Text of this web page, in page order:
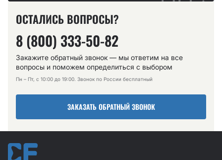
ОСТАЛИСЬ ВОПРОСЫ?
8 (800) 333-50-82
Закажите обратный звонок — мы ответим на все
вопросы и поможем определиться с выбором
Пн – Пт, с 10:00 до 19:00. Звонок по России бесплатный
ЗАКАЗАТЬ ОБРАТНЫЙ ЗВОНОК